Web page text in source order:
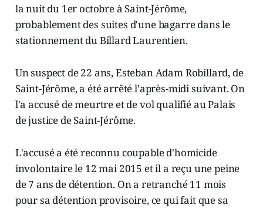
la nuit du 1er octobre à Saint-Jérôme,
probablement des suites d'une bagarre dans le
stationnement du Billard Laurentien.
Un suspect de 22 ans, Esteban Adam Robillard, de
Saint-Jérôme, a été arrêté l'après-midi suivant. On
l'a accusé de meurtre et de vol qualifié au Palais
de justice de Saint-Jérôme.
L'accusé a été reconnu coupable d'homicide
involontaire le 12 mai 2015 et il a reçu une peine
de 7 ans de détention. On a retranché 11 mois
pour sa détention provisoire, ce qui fait que sa